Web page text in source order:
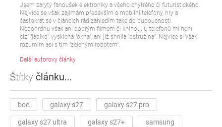
Jsem zarytý fanoušek elektroniky a všeho chytrého či futuristického.
Nejvíce se však zajímám především o mobilní telefony, hry a
častokrát se v článcích rád zahledím také do budoucnosti.
Nepohrdnu však ani dobrým filmem či knihou. U telefonů mi není
cízí "jablko", vysklená "okna", ani již shnilá "ostružina". Nejvíce si však
rozumím asi s tím "zeleným robotem".
Další autorovy články
Štítky článku...
boe galaxy s27 galaxy s27 pro
galaxy s27 ultra galaxy s27+ samsung